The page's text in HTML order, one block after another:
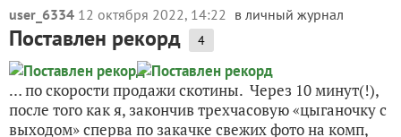
user_6334 12 октября 2022, 14:22 в личный журнал
Поставлен рекорд 4
… по скорости продажи скотины. Через 10 минут(!),
после того как я, закончив трехчасовую «цыганочку с
выходом» сперва по закачке свежих фото на комп,